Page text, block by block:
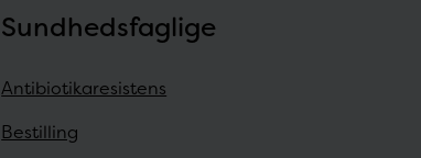
Sundhedsfaglige
Antibiotikaresistens
Bestilling